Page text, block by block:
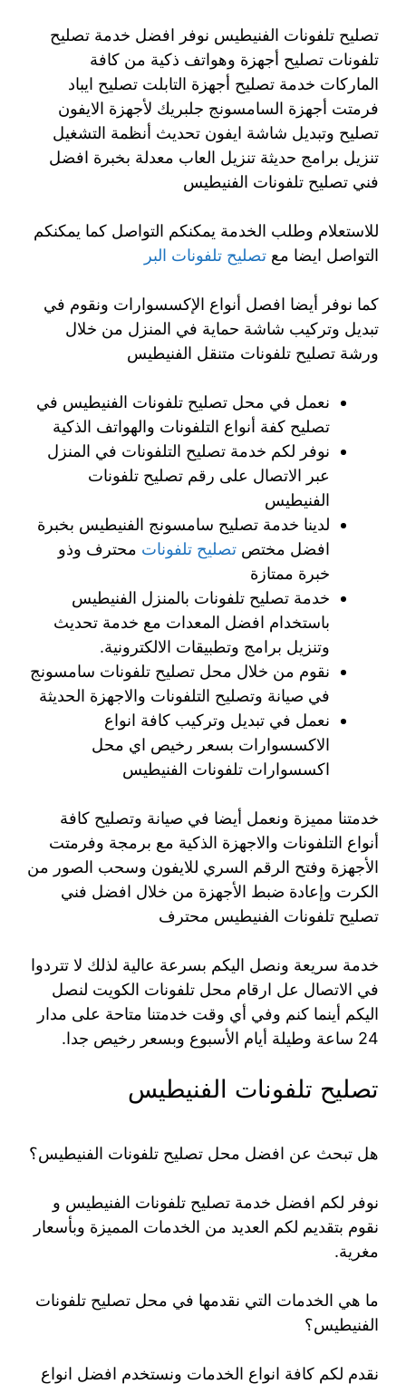
تصليح تلفونات الفنيطيس نوفر افضل خدمة تصليح
تلفونات تصليح أجهزة وهواتف ذكية من كافة
الماركات خدمة تصليح أجهزة التابلت تصليح ايباد
فرمتت أجهزة السامسونج جلبريك لأجهزة الايفون
تصليح وتبديل شاشة ايفون تحديث أنظمة التشغيل
تنزيل برامج حديثة تنزيل العاب معدلة بخبرة افضل
فني تصليح تلفونات الفنيطيس
للاستعلام وطلب الخدمة يمكنكم التواصل كما يمكنكم
التواصل ايضا مع تصليح تلفونات البر
كما نوفر أيضا افصل أنواع الإكسسوارات ونقوم في
تبديل وتركيب شاشة حماية في المنزل من خلال
ورشة تصليح تلفونات متنقل الفنيطيس
نعمل في محل تصليح تلفونات الفنيطيس في
تصليح كفة أنواع التلفونات والهواتف الذكية
نوفر لكم خدمة تصليح التلفونات في المنزل
عبر الاتصال على رقم تصليح تلفونات
الفنيطيس
لدينا خدمة تصليح سامسونج الفنيطيس بخبرة
افضل مختص تصليح تلفونات محترف وذو
خبرة ممتازة
خدمة تصليح تلفونات بالمنزل الفنيطيس
باستخدام افضل المعدات مع خدمة تحديث
وتنزيل برامج وتطبيقات الالكترونية.
نقوم من خلال محل تصليح تلفونات سامسونج
في صيانة وتصليح التلفونات والاجهزة الحديثة
نعمل في تبديل وتركيب كافة انواع
الاكسسوارات بسعر رخيص اي محل
اكسسوارات تلفونات الفنيطيس
خدمتنا مميزة ونعمل أيضا في صيانة وتصليح كافة
أنواع التلفونات والاجهزة الذكية مع برمجة وفرمتت
الأجهزة وفتح الرقم السري للايفون وسحب الصور من
الكرت وإعادة ضبط الأجهزة من خلال افضل فني
تصليح تلفونات الفنيطيس محترف
خدمة سريعة ونصل اليكم بسرعة عالية لذلك لا تتردوا
في الاتصال عل ارقام محل تلفونات الكويت لنصل
اليكم أينما كنم وفي أي وقت خدمتنا متاحة على مدار
24 ساعة وطيلة أيام الأسبوع وبسعر رخيص جدا.
تصليح تلفونات الفنيطيس
هل تبحث عن افضل محل تصليح تلفونات الفنيطيس؟
نوفر لكم افضل خدمة تصليح تلفونات الفنيطيس و
نقوم بتقديم لكم العديد من الخدمات المميزة وبأسعار
مغرية.
ما هي الخدمات التي نقدمها في محل تصليح تلفونات
الفنيطيس؟
نقدم لكم كافة انواع الخدمات ونستخدم افضل انواع